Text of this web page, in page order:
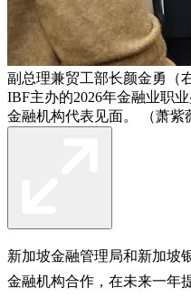
副总理兼贸工部长颜金勇（
IBF主办的2026年金融业职
金融机构代表见面。 （萧紫
新加坡金融管理局和新加坡
金融机构合作，在未来一年